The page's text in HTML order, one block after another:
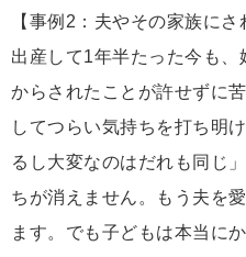
【事例2：夫やその家族にさ
出産して1年半たった今も
からされたことが許せずに
してつらい気持ちを打ち明
るし大変なのはだれも同じ
ちが消えません。もう夫を
ます。でも子どもは本当に